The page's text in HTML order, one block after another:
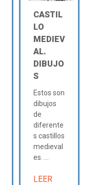
CASTIL
LO
MEDIEV
AL.
DIBUJO
S
Estos son
dibujos
de
diferente
s castillos
medieval
es. ...
LEER